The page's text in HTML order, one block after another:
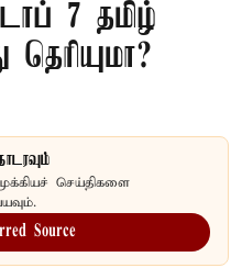
7 தமிழ்
செய்திகளை
Source